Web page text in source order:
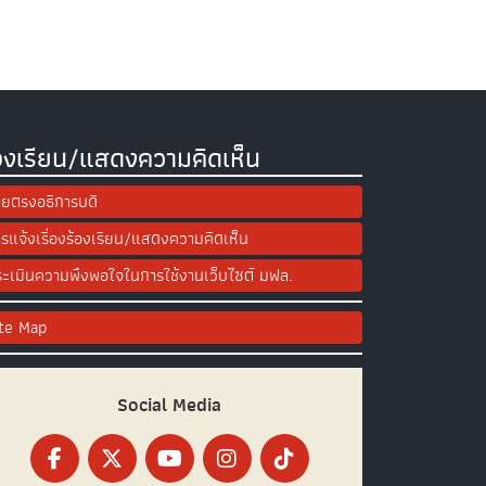
เรียน/แสดงความคิดเห็น
ตรงอธิการบดี
แจ้งเรื่องร้องเรียน/แสดงความคิดเห็น
เมินความพึงพอใจในการใช้งานเว็บไซต์ มฟล.
Map
Social Media